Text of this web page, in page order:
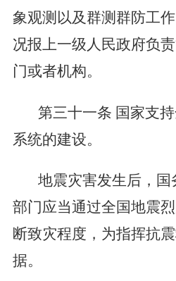
象观测以及群测群防工
况报上一级人民政府负
门或者机构。
第三十一条 国家支
系统的建设。
地震灾害发生后，
部门应当通过全国地震
断致灾程度，为指挥抗
据。